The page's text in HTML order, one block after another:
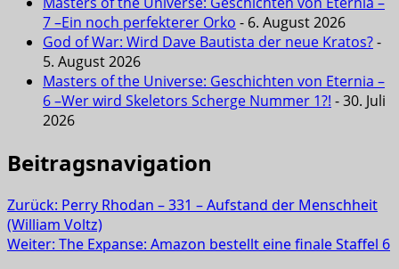
7 –Ein noch perfekterer Orko - 6. August 2026
God of War: Wird Dave Bautista der neue Kratos?-
5. August 2026
Masters of the Universe: Geschichten von Eternia –
6 –Wer wird Skeletors Scherge Nummer 1?! - 30. Juli
2026
Beitragsnavigation
Zurück: Perry Rhodan – 331 – Aufstand der Menschheit
(William Voltz)
Weiter: The Expanse: Amazon bestellt eine finale Staffel 6